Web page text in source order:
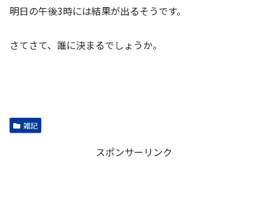
明日の午後3時には結果が出るそうです。
さてさて、誰に決まるでしょうか。
雑記
スポンサーリンク